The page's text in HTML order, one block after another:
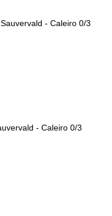
- Caleiro 0/3
- Caleiro 0/3